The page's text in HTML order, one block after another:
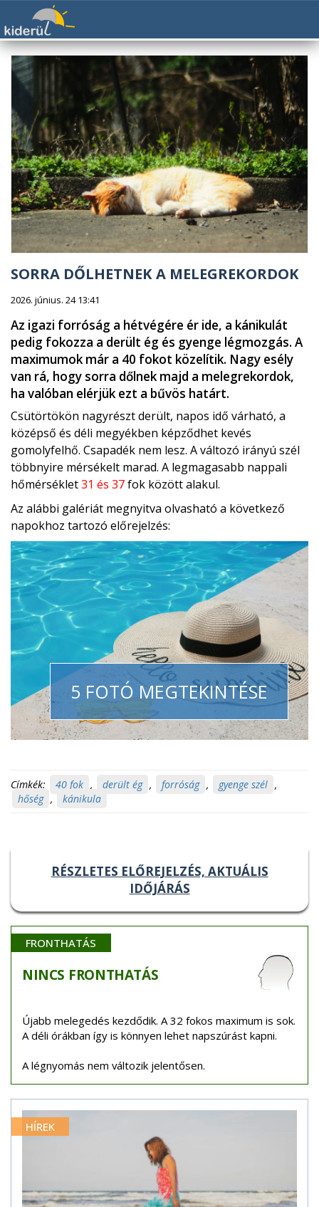
SORRA DŐLHETNEK A MELEGREKORDOK
2026. június. 24 13:41
Az igazi forróság a hétvégére ér ide, a kánikulát
pedig fokozza a derült ég és gyenge légmozgás. A
maximumok már a 40 fokot közelítik. Nagy esély
van rá, hogy sorra dőlnek majd a melegrekordok,
ha valóban elérjük ezt a bűvös határt.
Csütörtökön nagyrészt derült, napos idő várható, a
középső és déli megyékben képződhet kevés
gomolyfelhő. Csapadék nem lesz. A változó irányú szél
többnyire mérsékelt marad. A legmagasabb nappali
hőmérséklet31 és 37fok között alakul.
Az alábbi galériát megnyitva olvasható a következő
napokhoz tartozó előrejelzés:
5 FOTÓ MEGTEKINTÉSE
Címkék: 40 fok , derült ég , forróság , gyenge szél ,
hőség , kánikula
RÉSZLETES ELŐREJELZÉS, AKTUÁLIS
IDŐJÁRÁS
FRONTHATÁS
NINCS FRONTHATÁS
Újabb melegedés kezdődik. A 32 fokos maximum is sok.
A déli órákban így is könnyen lehet napszúrást kapni.
A légnyomás nem változik jelentősen.
HÍREK